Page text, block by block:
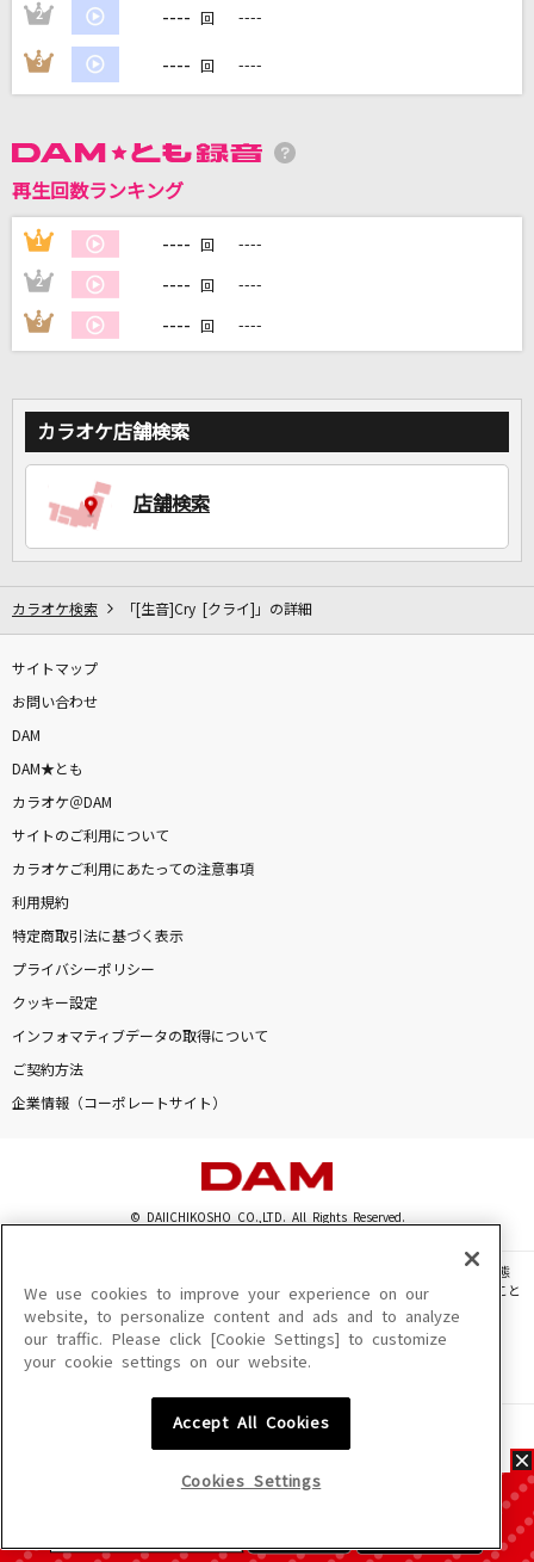
カラオケをもっと楽しもう！
2 ---- 回 ----
3 ---- 回 ----
再生回数ランキング
1 ---- 回 ----
2 ---- 回 ----
3 ---- 回 ----
カラオケ店舗検索
店舗検索
カラオケ検索 「[生音]Cry [クライ]」の詳細
サイトマップ
お問い合わせ
DAM
DAM★とも
カラオケ＠DAM
サイトのご利用について
カラオケご利用にあたっての注意事項
利用規約
特定商取引法に基づく表示
プライバシーポリシー
クッキー設定
インフォマティブデータの取得について
ご契約方法
企業情報（コーポレートサイト）
© DAIICHIKOSHO CO.,LTD. All Rights Reserved.
このサイトに掲載されている一切の文章・画像・写真・動画・音声等を、手段や形態
を問わず、著作権法の定める範囲を超えて無断で複製、転載、ファイル化などすること
を禁じます。
楽曲及びコンテンツは、機種によりご利用いただけない場合があります。
楽曲及びコンテンツの配信日、配信内容が変更になる場合があります。
We use cookies to improve your experience on our
website, to personalize content and ads and to analyze
our traffic. Please click [Cookie Settings] to customize
your cookie settings on our website.
Accept All Cookies
Cookies Settings